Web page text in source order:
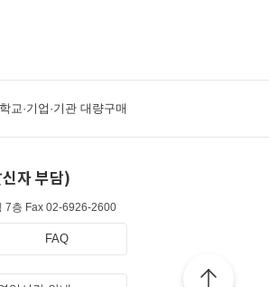
학교·기업·기관 대량구매
자 부담)
7층 Fax 02-6926-2600
FAQ